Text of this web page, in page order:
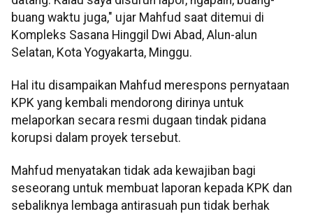
buang waktu juga," ujar Mahfud saat ditemui di
Kompleks Sasana Hinggil Dwi Abad, Alun-alun
Selatan, Kota Yogyakarta, Minggu.
Hal itu disampaikan Mahfud merespons pernyataan
KPK yang kembali mendorong dirinya untuk
melaporkan secara resmi dugaan tindak pidana
korupsi dalam proyek tersebut.
Mahfud menyatakan tidak ada kewajiban bagi
seseorang untuk membuat laporan kepada KPK dan
sebaliknya lembaga antirasuah pun tidak berhak